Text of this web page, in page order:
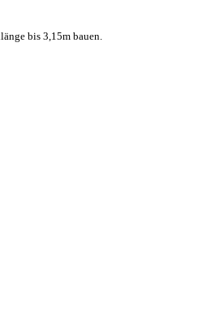
bis 3,15m bauen.